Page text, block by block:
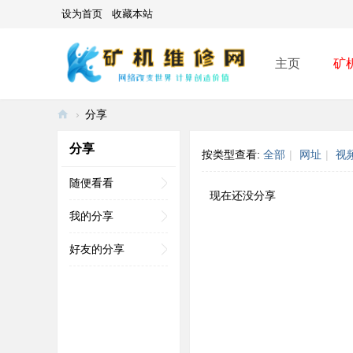
设为首页 收藏本站
主页 矿
› 分享
分享
随便看看
我的分享
好友的分享
按类型查看: 全部 | 网址 | 视
现在还没分享